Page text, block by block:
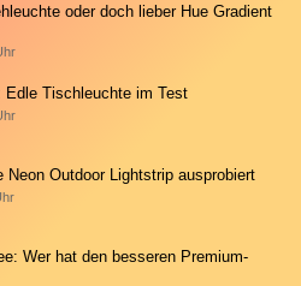
oder doch lieber Hue Gradient
Edle Tischleuchte im Test
Neon Outdoor Lightstrip ausprobiert
Wer hat den besseren Premium-